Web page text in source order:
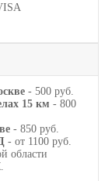
- 500 руб.
15 км - 800
- 850 руб.
- от 1100 руб.
области